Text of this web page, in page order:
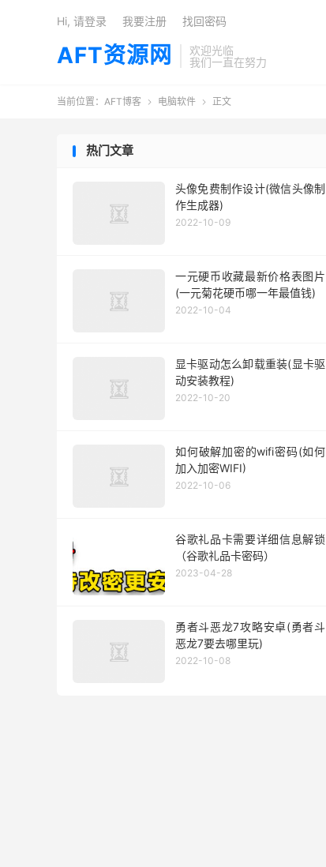
AFT资源网
欢迎光临
我们一直在努力
Hi, 请登录 我要注册 找回密码
当前位置： AFT博客  电脑软件  正文
热门文章
头像免费制作设计(微信头像制
作生成器)
2022-10-09
一元硬币收藏最新价格表图片
(一元菊花硬币哪一年最值钱)
2022-10-04
显卡驱动怎么卸载重装(显卡驱
动安装教程)
2022-10-20
如何破解加密的wifi密码(如何
加入加密WIFI)
2022-10-06
谷歌礼品卡需要详细信息解锁
（谷歌礼品卡密码）
2023-04-28
勇者斗恶龙7攻略安卓(勇者斗
恶龙7要去哪里玩)
2022-10-08